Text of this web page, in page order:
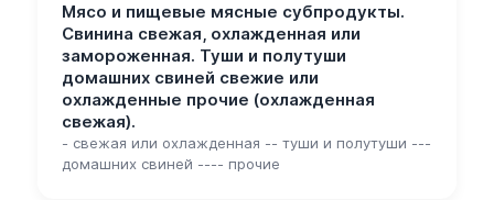
Мясо и пищевые мясные субпродукты.
Свинина свежая, охлажденная или
замороженная. Туши и полутуши
домашних свиней свежие или
охлажденные прочие (охлажденная
свежая).
- свежая или охлажденная -- туши и полутуши ---
домашних свиней ---- прочие